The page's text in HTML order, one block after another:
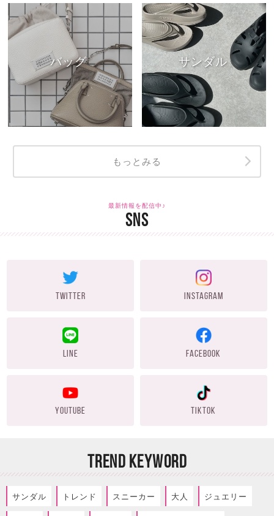
バッグ サンダル
もっとみる
最新情報を配信中♪
SNS
TWITTER INSTAGRAM
LINE FACEBOOK
YOUTUBE TIKTOK
TREND KEYWORD
サンダル トレンド スニーカー 大人 ジュエリー